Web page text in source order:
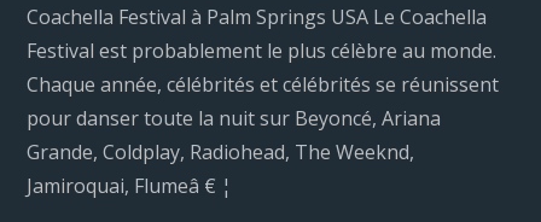
Coachella Festival à Palm Springs USA Le Coachella
Festival est probablement le plus célèbre au monde.
Chaque année, célébrités et célébrités se réunissent
pour danser toute la nuit sur Beyoncé, Ariana
Grande, Coldplay, Radiohead, The Weeknd,
Jamiroquai, Flumeâ € ¦